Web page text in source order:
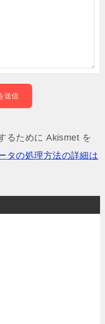
るために Akismet を
タの処理方法の詳細は